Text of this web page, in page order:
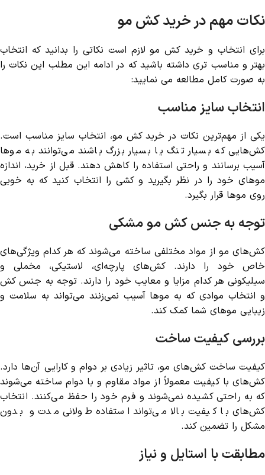
نکات مهم در خرید کش مو
برای انتخاب و خرید کش مو لازم است نکاتی را بدانید که انتخاب
بهتر و مناسب تری داشته باشید که در ادامه این مطلب این نکات را
به صورت کامل مطالعه می نمایید:
انتخاب سایز مناسب
یکی از مهم‌ترین نکات در خرید کش مو، انتخاب سایز مناسب است.
کش‌هایی که بسیار تنگ یا بسیار بزرگ باشند می‌توانند به موها
آسیب برسانند و راحتی استفاده را کاهش دهند. قبل از خرید، اندازه
موهای خود را در نظر بگیرید و کشی را انتخاب کنید که به خوبی
روی موها قرار بگیرد.
توجه به جنس کش مو مشکی
کش‌های مو از مواد مختلفی ساخته می‌شوند که هر کدام ویژگی‌های
خاص خود را دارند. کش‌های پارچه‌ای، لاستیکی، مخملی و
سیلیکونی هر کدام مزایا و معایب خود را دارند. توجه به جنس کش
و انتخاب موادی که به موها آسیب نمی‌زنند می‌تواند به سلامت و
زیبایی موهای شما کمک کند.
بررسی کیفیت ساخت
کیفیت ساخت کش‌های مو، تاثیر زیادی بر دوام و کارایی آن‌ها دارد.
کش‌های با کیفیت معمولاً از مواد مقاوم و با دوام ساخته می‌شوند
که به راحتی کشیده نمی‌شوند و فرم خود را حفظ می‌کنند. انتخاب
کش‌های با کیفیت بالا می‌تواند استفاده طولانی مدت و بدون
مشکل را تضمین کند.
مطابقت با استایل و نیاز